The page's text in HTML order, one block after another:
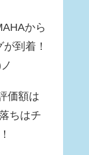
から
到着！
価額は
ちはチ